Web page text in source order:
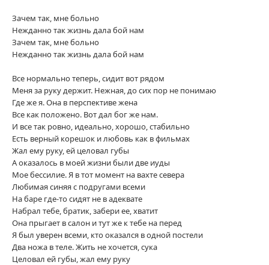
Зачем так, мне больно
Нежданно так жизнь дала бой нам
Зачем так, мне больно
Нежданно так жизнь дала бой нам
Все нормально теперь, сидит вот рядом
Меня за руку держит. Нежная, до сих пор не понимаю
Где же я. Она в перспективе жена
Все как положено. Вот дал бог же нам.
И все так ровно, идеально, хорошо, стабильно
Есть верный корешок и любовь как в фильмах
Жал ему руку, ей целовал губы
А оказалось в моей жизни были две иуды
Мое бессилие. Я в тот момент на вахте севера
Любимая синяя с подругами всеми
На баре где-то сидят не в адеквате
Набрал тебе, братик, забери ее, хватит
Она прыгает в салон и тут же к тебе на перед
Я был уверен всеми, кто оказался в одной постели
Два ножа в теле. Жить не хочется, сука
Целовал ей губы, жал ему руку